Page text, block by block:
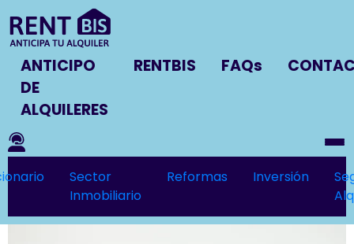
ANTICIPO
DE
ALQUILERES
RENTBIS FAQs
Sector
Inmobiliario
Reformas Inversión